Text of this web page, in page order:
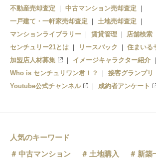
不動産売却査定
中古マンション売却査定
一戸建て・一軒家売却査定
土地売却査定
マンションライブラリー
賃貸管理
店舗検索
センチュリー21とは
リースバック
住まいる
加盟店人材募集
イメージキャラクター紹介
Who is センチュリワン君！？
接客グランプリ
Youtube公式チャンネル
成約者アンケート
人気のキーワード
中古マンション
土地購入
新築